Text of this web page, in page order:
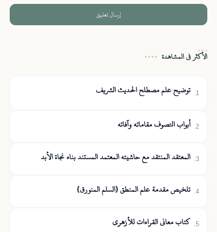
إرسال تعليق
الأكثر في المشاهدة
توضيح علم مصطلح الحديث الشريف
أبواب التصوف مقاماته وآفاته
المعتقد المنتقد مع حاشيته المعتمد المستند بناء نجاة الأبد
تلخيص مقدمة علم المنطق (السلم المنورق)
كتاب معاني القراءات للأزهري